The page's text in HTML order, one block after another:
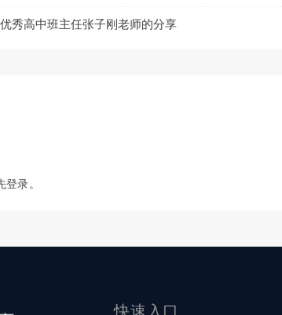
秀高中班主任张子刚老师的分享
登录。
快速入口